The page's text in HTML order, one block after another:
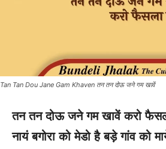
Tan Tan Dou Jane Gam Khaven तन तन दोऊ जने गम खावें
तन तन दोऊ जने गम खावें करो
नायं बगोरा को मेडो है बड़े गांव को